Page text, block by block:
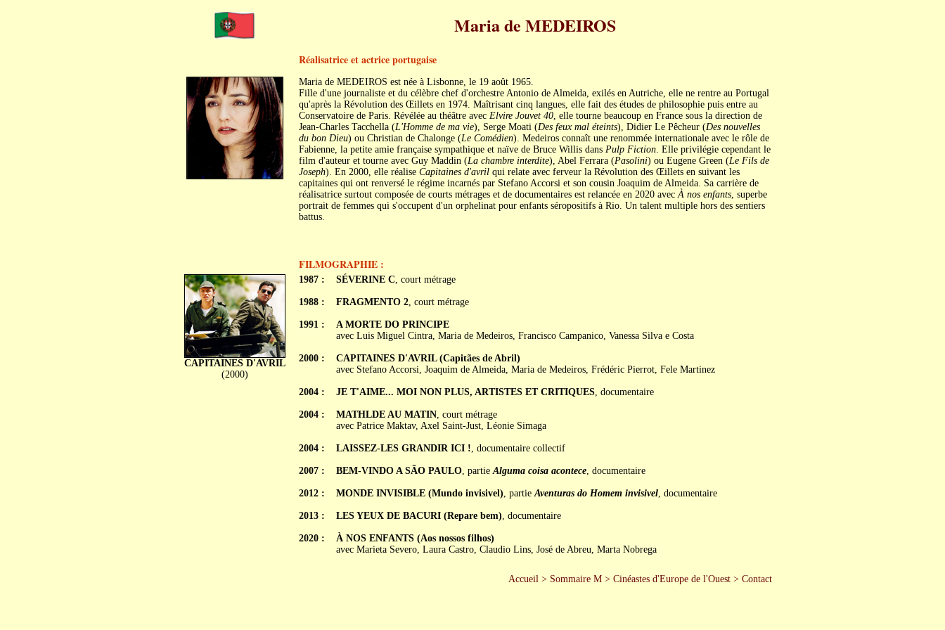
Maria de MEDEIROS
Réalisatrice et actrice portugaise
Maria de MEDEIROS est née à Lisbonne, le 19 août 1965.
Fille d'une journaliste et du célèbre chef d'orchestre Antonio de Almeida, exilés en Autriche, elle ne rentre au Portugal
qu'après la Révolution des Œillets en 1974. Maîtrisant cinq langues, elle fait des études de philosophie puis entre au
Conservatoire de Paris. Révélée au théâtre avec Elvire Jouvet 40, elle tourne beaucoup en France sous la direction de
Jean-Charles Tacchella (L'Homme de ma vie), Serge Moati (Des feux mal éteints), Didier Le Pêcheur (Des nouvelles
du bon Dieu) ou Christian de Chalonge (Le Comédien). Medeiros connaît une renommée internationale avec le rôle de
Fabienne, la petite amie française sympathique et naïve de Bruce Willis dans Pulp Fiction. Elle privilégie cependant le
film d'auteur et tourne avec Guy Maddin (La chambre interdite), Abel Ferrara (Pasolini) ou Eugene Green (Le Fils de
Joseph). En 2000, elle réalise Capitaines d'avrilqui relate avec ferveur la Révolution des Œillets en suivant les
capitaines qui ont renversé le régime incarnés par Stefano Accorsi et son cousin Joaquim de Almeida. Sa carrière de
réalisatrice surtout composée de courts métrages et de documentaires est relancée en 2020 avecÀ nos enfants, superbe
portrait de femmes qui s'occupent d'un orphelinat pour enfants séropositifs à Rio. Un talent multiple hors des sentiers
battus.
FILMOGRAPHIE :
CAPITAINES D'AVRIL
(2000)
1987 :
1988 :
1991 :
2000 :
2004 :
2004 :
2004 :
2007 :
2012 :
2013 :
2020 :
SÉVERINE C, court métrage
FRAGMENTO 2, court métrage
A MORTE DO PRINCIPE
avec Luis Miguel Cintra, Maria de Medeiros, Francisco Campanico, Vanessa Silva e Costa
CAPITAINES D'AVRIL (Capitães de Abril)
avec Stefano Accorsi, Joaquim de Almeida, Maria de Medeiros, Frédéric Pierrot, Fele Martinez
JE T'AIME... MOI NON PLUS, ARTISTES ET CRITIQUES, documentaire
MATHLDE AU MATIN, court métrage
avec Patrice Maktav, Axel Saint-Just, Léonie Simaga
LAISSEZ-LES GRANDIR ICI !, documentaire collectif
BEM-VINDO A SÃO PAULO, partieAlguma coisa acontece, documentaire
MONDE INVISIBLE (Mundo invisivel), partieAventuras do Homem invisivel, documentaire
LES YEUX DE BACURI (Repare bem), documentaire
À NOS ENFANTS (Aos nossos filhos)
avec Marieta Severo, Laura Castro, Claudio Lins, José de Abreu, Marta Nobrega
Accueil> Sommaire M> Cinéastes d'Europe de l'Ouest> Contact